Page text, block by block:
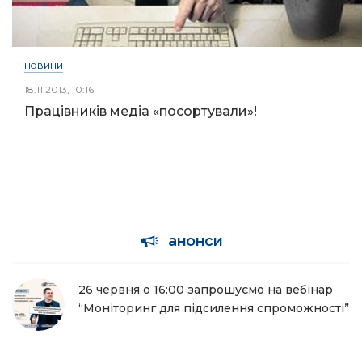
НОВИНИ
18.11.2013, 10:16
Працівників медіа «посортували»!
анонси
26 червня о 16:00 запрошуємо на вебінар
“Моніторинг для підсилення спроможності”